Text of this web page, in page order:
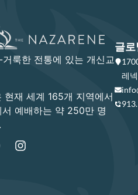
룩한 전통에 있는 개신교
재 세계 165개 지역에서
예배하는 약 250만 명
글로
레